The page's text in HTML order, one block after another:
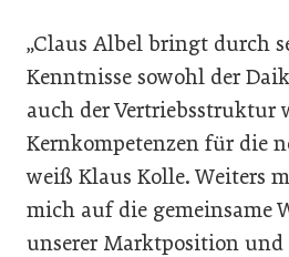
„Claus Albel bringt durch
Kenntnisse sowohl der
auch der Vertriebsstruktur
Kernkompetenzen für die
weiß Klaus Kolle. Weiters
mich auf die gemeinsame
unserer Marktposition und